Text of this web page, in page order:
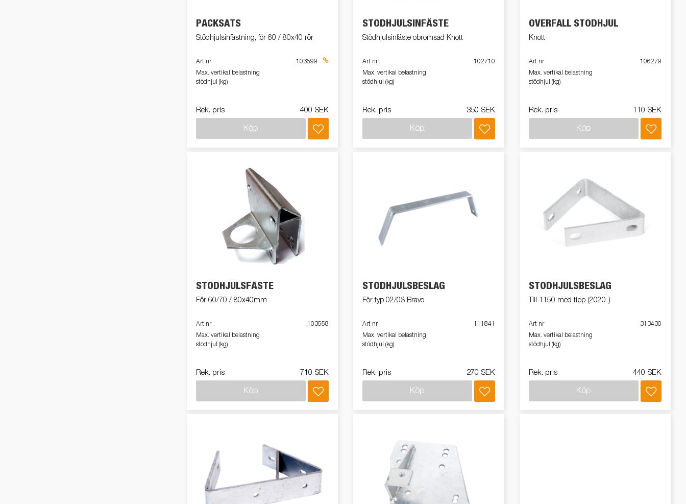
PACKSATS
Stödhjulsinfästning, för 60 / 80x40 rör
Art nr
103599
Max. vertikal belastning
stödhjul (kg)
Rek. pris 400 SEK
Köp
STÖDHJULSINFÄSTE
Stödhjulsinfäste obromsad Knott
Art nr
102710
Max. vertikal belastning
stödhjul (kg)
Rek. pris 350 SEK
Köp
ÖVERFALL STÖDHJUL
Knott
Art nr
106279
Max. vertikal belastning
stödhjul (kg)
Rek. pris 110 SEK
Köp
STÖDHJULSFÄSTE
För 60/70 / 80x40mm
Art nr
103558
Max. vertikal belastning
stödhjul (kg)
Rek. pris 710 SEK
Köp
STÖDHJULSBESLAG
För typ 02/03 Bravo
Art nr
111841
Max. vertikal belastning
stödhjul (kg)
Rek. pris 270 SEK
Köp
STÖDHJULSBESLAG
TIll 1150 med tipp (2020-)
Art nr
313430
Max. vertikal belastning
stödhjul (kg)
Rek. pris 440 SEK
Köp